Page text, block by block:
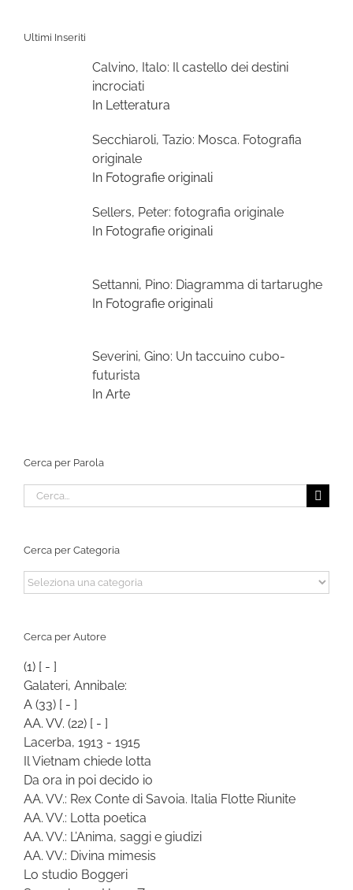
Ultimi Inseriti
Calvino, Italo: Il castello dei destini
incrociati
In Letteratura
Secchiaroli, Tazio: Mosca. Fotografia
originale
In Fotografie originali
Sellers, Peter: fotografia originale
In Fotografie originali
Settanni, Pino: Diagramma di tartarughe
In Fotografie originali
Severini, Gino: Un taccuino cubo-
futurista
In Arte
Cerca per Parola
Cerca
per:
Cerca per Categoria
Cerca
per
Cerca per Autore
(1) [ - ]
Galateri, Annibale:
A (33) [ - ]
AA. VV. (22) [ - ]
Lacerba, 1913 - 1915
Il Vietnam chiede lotta
Da ora in poi decido io
AA. VV.: Rex Conte di Savoia. Italia Flotte Riunite
AA. VV.: Lotta poetica
AA. VV.: L’Anima, saggi e giudizi
AA. VV.: Divina mimesis
Lo studio Boggeri